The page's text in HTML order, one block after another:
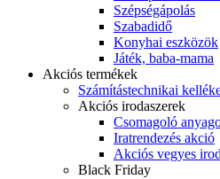
Szépségápolás
Szabadidő
Konyhai eszközök
Játék, baba-mama
Akciós termékek
Számítástechnikai
Akciós irodaszerek
Csomagoló
Iratrendezés akció
Akciós vegyes
Black Friday